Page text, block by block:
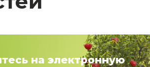
на электронную